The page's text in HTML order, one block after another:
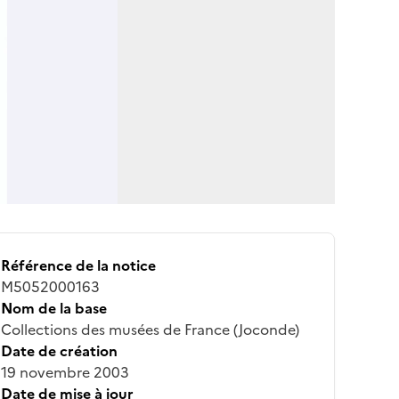
Référence de la notice
M5052000163
Nom de la base
Collections des musées de France (Joconde)
Date de création
19 novembre 2003
Date de mise à jour